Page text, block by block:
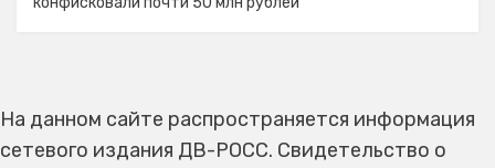
На данном сайте распространяется информация
сетевого издания ДВ-РОСС. Свидетельство о